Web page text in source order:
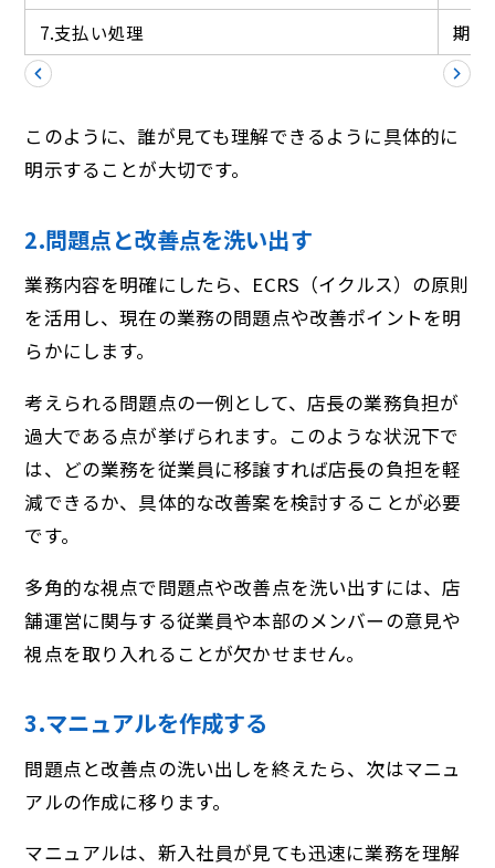
7.支払い処理
期日
このように、誰が見ても理解できるように具体的に
明示することが大切です。
2.問題点と改善点を洗い出す
業務内容を明確にしたら、ECRS（イクルス）の原則
を活用し、現在の業務の問題点や改善ポイントを明
らかにします。
考えられる問題点の一例として、店長の業務負担が
過大である点が挙げられます。このような状況下で
は、どの業務を従業員に移譲すれば店長の負担を軽
減できるか、具体的な改善案を検討することが必要
です。
多角的な視点で問題点や改善点を洗い出すには、店
舗運営に関与する従業員や本部のメンバーの意見や
視点を取り入れることが欠かせません。
3.マニュアルを作成する
問題点と改善点の洗い出しを終えたら、次はマニュ
アルの作成に移ります。
マニュアルは、新入社員が見ても迅速に業務を理解